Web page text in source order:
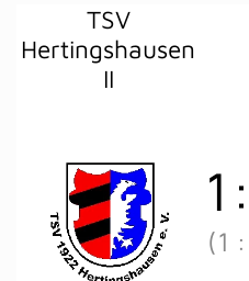
TSV
Hertingshausen
II
1 :
(1 :